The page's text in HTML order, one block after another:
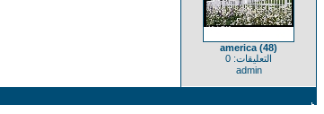
america (48)
التعليقات: 0
admin